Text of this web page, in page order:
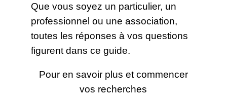
Que vous soyez un particulier, un
professionnel ou une association,
toutes les réponses à vos questions
figurent dans ce guide.
Pour en savoir plus et commencer
vos recherches